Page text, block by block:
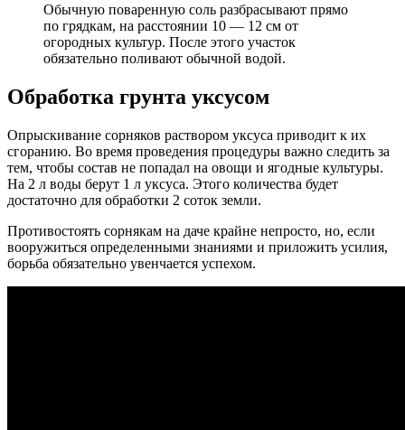
Обычную поваренную соль разбрасывают прямо
по грядкам, на расстоянии 10 — 12 см от
огородных культур. После этого участок
обязательно поливают обычной водой.
Обработка грунта уксусом
Опрыскивание сорняков раствором уксуса приводит к их
сгоранию. Во время проведения процедуры важно следить за
тем, чтобы состав не попадал на овощи и ягодные культуры.
На 2 л воды берут 1 л уксуса. Этого количества будет
достаточно для обработки 2 соток земли.
Противостоять сорнякам на даче крайне непросто, но, если
вооружиться определенными знаниями и приложить усилия,
борьба обязательно увенчается успехом.